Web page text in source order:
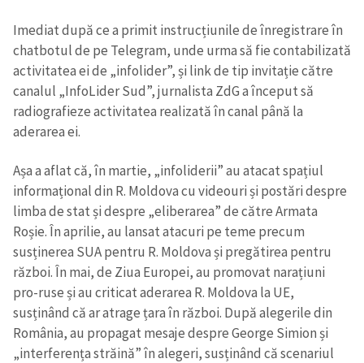
Imediat după ce a primit instrucțiunile de înregistrare în
chatbotul de pe Telegram, unde urma să fie contabilizată
activitatea ei de „infolider”, și link de tip invitație către
canalul „InfoLider Sud”, jurnalista ZdG a început să
radiografieze activitatea realizată în canal până la
aderarea ei.
Așa a aflat că, în martie, „infoliderii” au atacat spațiul
informațional din R. Moldova cu videouri și postări despre
limba de stat și despre „eliberarea” de către Armata
Roșie. În aprilie, au lansat atacuri pe teme precum
susținerea SUA pentru R. Moldova și pregătirea pentru
război. În mai, de Ziua Europei, au promovat narațiuni
pro-ruse și au criticat aderarea R. Moldova la UE,
susținând că ar atrage țara în război. După alegerile din
România, au propagat mesaje despre George Simion și
„interferența străină” în alegeri, susținând că scenariul